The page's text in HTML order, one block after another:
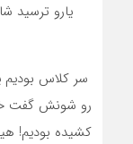
یارو ترسید
سر کلاس بودیم
رو شونش گفت
کشیده بودیم!